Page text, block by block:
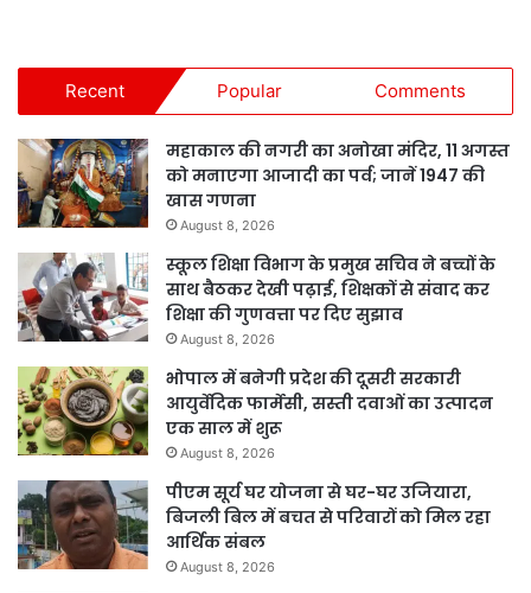
Recent Popular Comments
महाकाल की नगरी का अनोखा मंदिर, 11 अगस्त
को मनाएगा आजादी का पर्व; जानें 1947 की
खास गणना
August 8, 2026
स्कूल शिक्षा विभाग के प्रमुख सचिव ने बच्चों के
साथ बैठकर देखी पढ़ाई, शिक्षकों से संवाद कर
शिक्षा की गुणवत्ता पर दिए सुझाव
August 8, 2026
भोपाल में बनेगी प्रदेश की दूसरी सरकारी
आयुर्वेदिक फार्मेसी, सस्ती दवाओं का उत्पादन
एक साल में शुरू
August 8, 2026
पीएम सूर्य घर योजना से घर-घर उजियारा,
बिजली बिल में बचत से परिवारों को मिल रहा
आर्थिक संबल
August 8, 2026